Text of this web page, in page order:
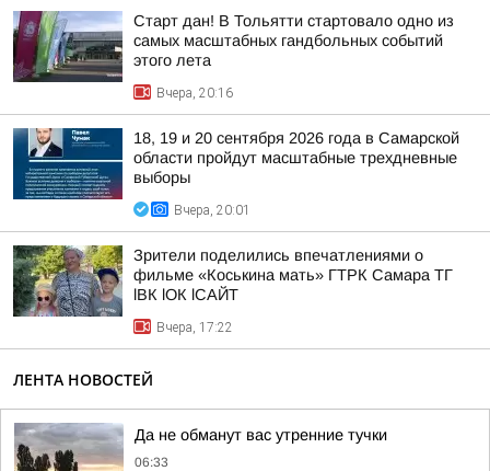
Старт дан! В Тольятти стартовало одно из
самых масштабных гандбольных событий
этого лета
Вчера, 20:16
18, 19 и 20 сентября 2026 года в Самарской
области пройдут масштабные трехдневные
выборы
Вчера, 20:01
Зрители поделились впечатлениями о
фильме «Коськина мать» ГТРК Самара ТГ
lВК lОК lСАЙТ
Вчера, 17:22
ЛЕНТА НОВОСТЕЙ
Да не обманут вас утренние тучки
06:33